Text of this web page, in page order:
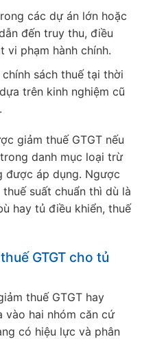
các dự án lớn hoặc
đến truy thu, điều
vi phạm hành chính.
sách thuế tại thời
trên kinh nghiệm cũ
giảm thuế GTGT nếu
danh mục loại trừ
được áp dụng. Ngược
suất chuẩn thì dù là
hay tủ điều khiển, thuế
GTGT cho tủ
thuế GTGT hay
vào hai nhóm căn cứ
có hiệu lực và phân